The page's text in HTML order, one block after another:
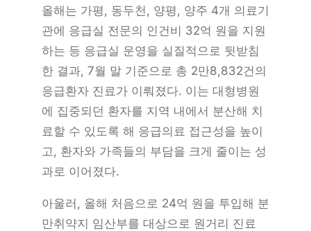
올해는 가평, 동두천, 양평, 양주 4개 의료기
관에 응급실 전문의 인건비 32억 원을 지원
하는 등 응급실 운영을 실질적으로 뒷받침
한 결과, 7월 말 기준으로 총 2만8,832건의
응급환자 진료가 이뤄졌다. 이는 대형병원
에 집중되던 환자를 지역 내에서 분산해 치
료할 수 있도록 해 응급의료 접근성을 높이
고, 환자와 가족들의 부담을 크게 줄이는 성
과로 이어졌다.
아울러, 올해 처음으로 24억 원을 투입해 분
만취약지 임산부를 대상으로 원거리 진료